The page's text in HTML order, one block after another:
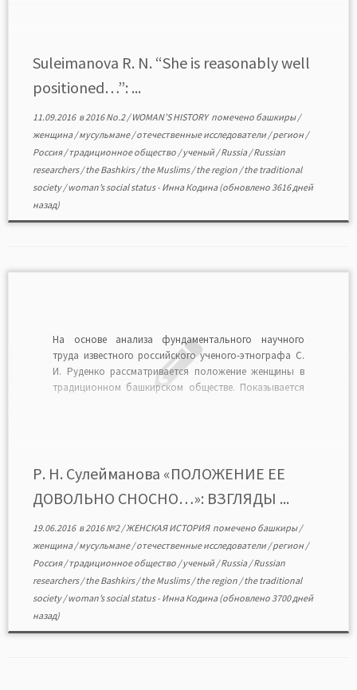
Suleimanova R. N. “She is reasonably well
positioned…”: ...
11.09.2016в2016 No.2/WOMAN’S HISTORYпомечено башкиры/
женщина/мусульмане/отечественные исследователи /регион /
Россия/традиционное общество /ученый/Russia/Russian
researchers/the Bashkirs/the Muslims/the region /the traditional
society/woman’s social status- Инна Кодина(обновлено 3616 дней
назад)
На основе анализа фундаментального научного
труда известного российского ученого-этнографа С.
И. Руденко рассматривается положение женщины в
традиционном башкирском обществе. Показывается
формате PDF>>>
Р. Н. Сулейманова «ПОЛОЖЕНИЕ ЕЕ
ДОВОЛЬНО СНОСНО…»: ВЗГЛЯДЫ ...
19.06.2016в2016 №2/ЖЕНСКАЯ ИСТОРИЯ помечено башкиры/
женщина/мусульмане/отечественные исследователи /регион /
Россия/традиционное общество /ученый/Russia/Russian
researchers/the Bashkirs/the Muslims/the region /the traditional
society/woman’s social status- Инна Кодина(обновлено 3700 дней
назад)